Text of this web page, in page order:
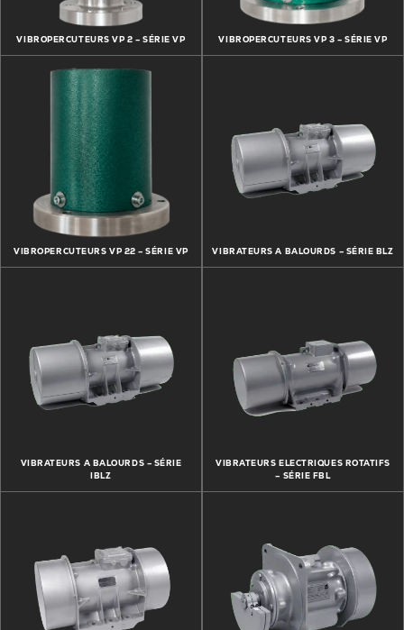
VIBROPERCUTEURS VP 2 – SÉRIE VP VIBROPERCUTEURS VP 3 – SÉRIE VP
VIBROPERCUTEURS VP 22 – SÉRIE VP VIBRATEURS A BALOURDS – SÉRIE BLZ
VIBRATEURS A BALOURDS – SÉRIE
IBLZ
VIBRATEURS ELECTRIQUES ROTATIFS
– SÉRIE FBL